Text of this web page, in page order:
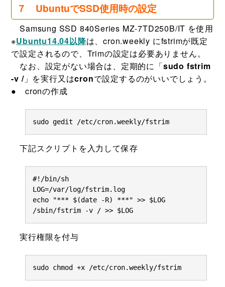
７ UbuntuでSSD使用時の設定
Samsung SSD 840Series MZ-7TD250B/IT を使用
※Ubuntu14.04以降は、cron.weekly にfstrimが既定
で設定されるので、Trimの設定は必要ありません。
なお、設定がない場合は、定期的に「sudo fstrim
-v /」を実行又はcronで設定するのがいいでしょう。
● cronの作成
sudo gedit /etc/cron.weekly/fstrim
下記スクリプトを入力して保存
#!/bin/sh
LOG=/var/log/fstrim.log
echo "*** $(date -R) ***" >> $LOG
/sbin/fstrim -v / >> $LOG
実行権限を付与
sudo chmod +x /etc/cron.weekly/fstrim